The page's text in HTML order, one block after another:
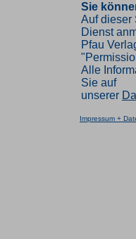
Sie
Auf dieser
Dienst
Pfau
Alle
Sie auf
unserer
Impressum +